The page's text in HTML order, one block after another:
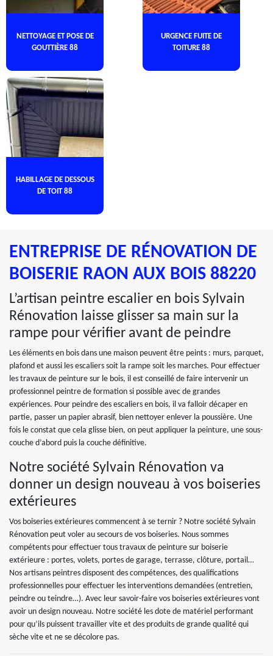
NETTOYAGE ET POSE DE
GOUTTIÈRE 88
URGENCE FUITE DE
TOITURE 88
HABILLAGE DE DESSOUS
DE TOIT 88
ENTREPRISE DE RÉNOVATION DE
BOISERIE RAON AUX BOIS 88220
L’artisan peintre escalier en bois Sylvain
Rénovation laisse glisser sa main sur la
rampe pour vérifier avant de peindre
Les éléments en bois dans une maison peuvent être peints : murs, parquet,
plafond et aussi les escaliers soit la rampe soit les marches. Pour effectuer
les travaux de peinture sur le bois, il est conseillé de faire intervenir un
professionnel peintre de formation si possible avec de grandes
expériences. Pour peindre des escaliers en bois, il va falloir décaper en
partie, passer un papier abrasif, bien nettoyer enlever la poussière. Une
fois le constat que cela glisse bien, on peut appliquer la peinture, une sous-
couche d’abord puis la couche définitive.
Notre société Sylvain Rénovation va
donner un design nouveau à vos boiseries
extérieures
Vos boiseries extérieures commencent à se ternir ? Notre société Sylvain
Rénovation peut voler au secours de vos boiseries. Nous sommes
compétents pour effectuer tous travaux de peinture sur boiserie
extérieure : portes, volets, portes de garage, terrasse, clôture, portail…
Nos artisans peintres disposent des compétences, des qualifications
professionnelles pour effectuer les interventions demandées (entretien,
peindre ou teindre…). Avec leur savoir-faire vos boiseries extérieures vont
avoir un design nouveau. Notre société les dote de matériel performant
pour qu’ils puissent travailler vite et des produits de grande qualité qui
sèche vite et ne se décolore pas.